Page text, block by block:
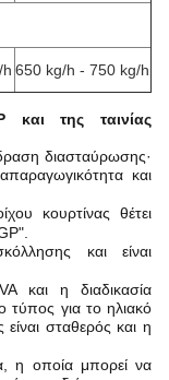
650 kg/h - 750 kg/h
και της ταινίας
διασταύρωσης·
και
κουρτίνας θέτει
και είναι
και η διαδικασία
τύπος για το ηλιακό
σταθερός και η
η οποία μπορεί να